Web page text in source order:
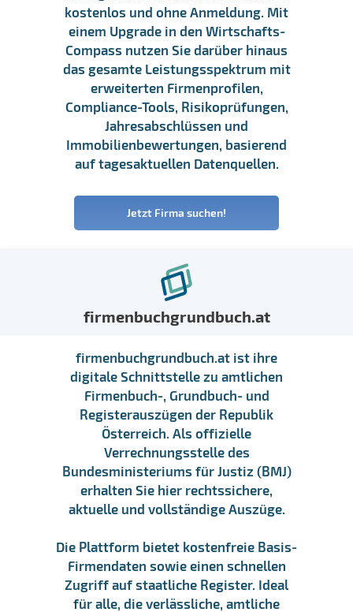
kostenlos und ohne Anmeldung. Mit
einem Upgrade in den Wirtschafts-
Compass nutzen Sie darüber hinaus
das gesamte Leistungsspektrum mit
erweiterten Firmenprofilen,
Compliance-Tools, Risikoprüfungen,
Jahresabschlüssen und
Immobilienbewertungen, basierend
auf tagesaktuellen Datenquellen.
Jetzt Firma suchen!
firmenbuchgrundbuch.at
firmenbuchgrundbuch.at ist ihre
digitale Schnittstelle zu amtlichen
Firmenbuch-, Grundbuch- und
Registerauszügen der Republik
Österreich. Als offizielle
Verrechnungsstelle des
Bundesministeriums für Justiz (BMJ)
erhalten Sie hier rechtssichere,
aktuelle und vollständige Auszüge.
Die Plattform bietet kostenfreie Basis-
Firmendaten sowie einen schnellen
Zugriff auf staatliche Register. Ideal
für alle, die verlässliche, amtliche